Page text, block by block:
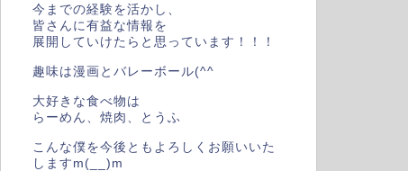
今までの経験を活かし、
皆さんに有益な情報を
展開していけたらと思っています！！！
趣味は漫画とバレーボール(^^
大好きな食べ物は
らーめん、焼肉、とうふ
こんな僕を今後ともよろしくお願いいた
しますm(__)m